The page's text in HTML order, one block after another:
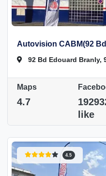
Autovision CABM(92
92 Bd Edouard Branly,
Maps
4.7
like
4.5